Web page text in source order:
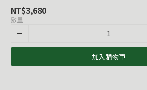
NT$3,680
數量
加入購物車